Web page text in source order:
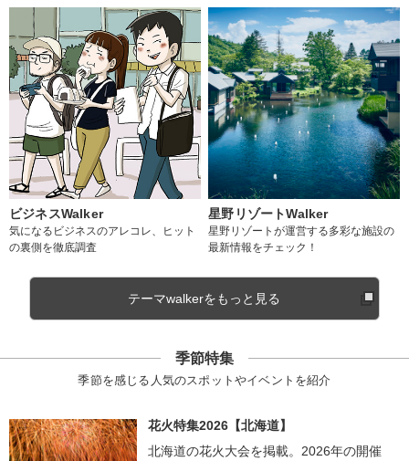
ビジネスWalker
気になるビジネスのアレコレ、ヒット
の裏側を徹底調査
星野リゾートWalker
星野リゾートが運営する多彩な施設の
最新情報をチェック！
テーマwalkerをもっと見る
季節特集
季節を感じる人気のスポットやイベントを紹介
花火特集2026【北海道】
北海道の花火大会を掲載。2026年の開催